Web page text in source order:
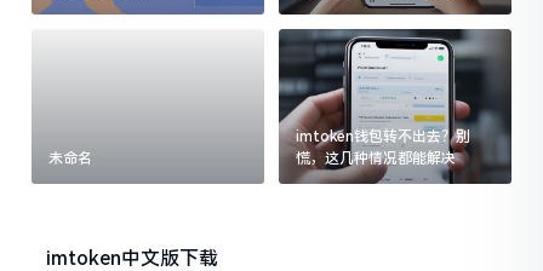
跌被套牢
未命名
imtoken钱包转不出去？别
慌，这几种情况都能解决
imtoken中文版下载